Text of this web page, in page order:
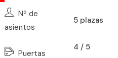
Nº de
asientos
5 plazas
Puertas
4 / 5